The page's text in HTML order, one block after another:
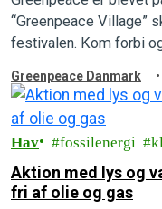
“Greenpeace Village”
festivalen. Kom forbi
Greenpeace Danmark
Hav fossilenergi
Aktion med lys og
fri af olie og gas